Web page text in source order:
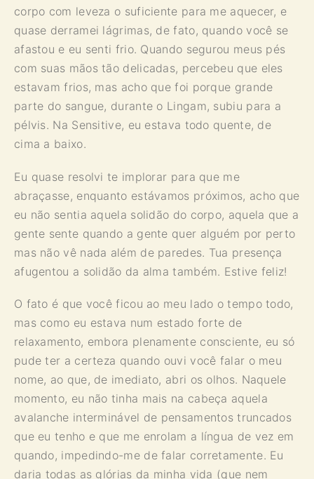
corpo com leveza o suficiente para me aquecer, e
quase derramei lágrimas, de fato, quando você se
afastou e eu senti frio. Quando segurou meus pés
com suas mãos tão delicadas, percebeu que eles
estavam frios, mas acho que foi porque grande
parte do sangue, durante o Lingam, subiu para a
pélvis. Na Sensitive, eu estava todo quente, de
cima a baixo.
Eu quase resolvi te implorar para que me
abraçasse, enquanto estávamos próximos, acho que
eu não sentia aquela solidão do corpo, aquela que a
gente sente quando a gente quer alguém por perto
mas não vê nada além de paredes. Tua presença
afugentou a solidão da alma também. Estive feliz!
O fato é que você ficou ao meu lado o tempo todo,
mas como eu estava num estado forte de
relaxamento, embora plenamente consciente, eu só
pude ter a certeza quando ouvi você falar o meu
nome, ao que, de imediato, abri os olhos. Naquele
momento, eu não tinha mais na cabeça aquela
avalanche interminável de pensamentos truncados
que eu tenho e que me enrolam a língua de vez em
quando, impedindo-me de falar corretamente. Eu
daria todas as glórias da minha vida (que nem